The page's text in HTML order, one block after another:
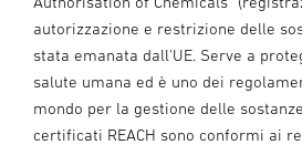
autorizzazione e restrizione delle
stata emanata dall'UE. Serve a
salute umana ed è uno dei
mondo per la gestione delle
certificati REACH sono conformi ai